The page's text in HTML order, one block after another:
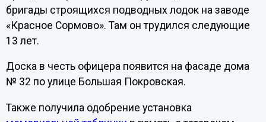
бригады строящихся подводных лодок на заводе
«Красное Сормово». Там он трудился следующие
13 лет.
Доска в честь офицера появится на фасаде дома
№ 32 по улице Большая Покровская.
Также получила одобрение установка